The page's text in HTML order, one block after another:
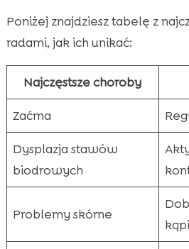
Poniżej znajdziesz tabelę z
radami, jak ich unikać:
Najczęstsze choroby
Zaćma
Dysplazja stawów
biodrowych
Problemy skórne